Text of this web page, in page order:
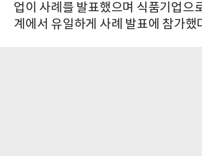
업이 사례를 발표했으며 식품기업으
계에서 유일하게 사례 발표에 참가했